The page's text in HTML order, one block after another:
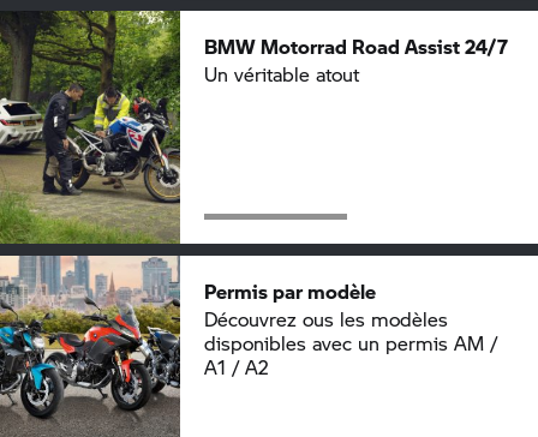
BMW Motorrad Road Assist 24/7
Un véritable atout
Permis par modèle
Découvrez ous les modèles
disponibles avec un permis AM /
A1 / A2